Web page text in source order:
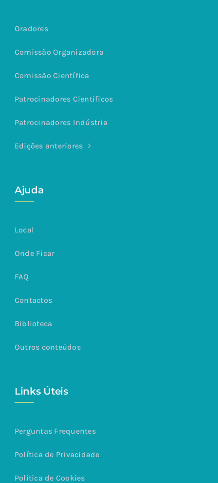
Oradores
Comissão Organizadora
Comissão Científica
Patrocinadores Científicos
Patrocinadores Indústria
Edições anteriores
Ajuda
Local
Onde Ficar
FAQ
Contactos
Biblioteca
Outros conteúdos
Links Úteis
Perguntas Frequentes
Política de Privacidade
Política de Cookies